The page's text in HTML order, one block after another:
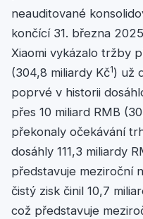
neauditované
končící 31. března
Xiaomi vykázalo tržby
(304,8 miliardy Kč1) už
poprvé v historii
přes 10 miliard RMB
překonaly očekávání
dosáhly 111,3 miliardy
představuje meziroční
čistý zisk činil 10,7
což představuje